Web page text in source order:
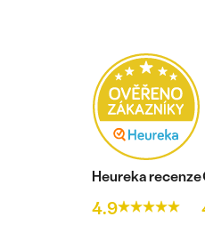
Postranní drahokamy
KARÁTOVÁ VÁHA:
Heureka recenze
4.9